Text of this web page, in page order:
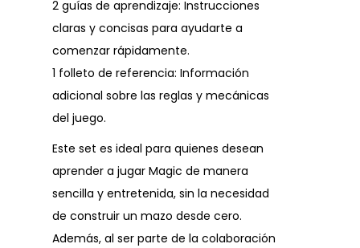
2 guías de aprendizaje: Instrucciones
claras y concisas para ayudarte a
comenzar rápidamente.
1 folleto de referencia: Información
adicional sobre las reglas y mecánicas
del juego.
Este set es ideal para quienes desean
aprender a jugar Magic de manera
sencilla y entretenida, sin la necesidad
de construir un mazo desde cero.
Además, al ser parte de la colaboración